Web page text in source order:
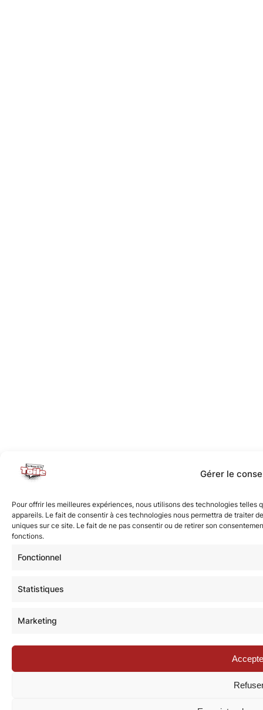
Gérer le
Pour offrir les meilleures expériences, nous utilisons des technologies
appareils. Le fait de consentir à ces technologies nous permettra de traiter
uniques sur ce site. Le fait de ne pas consentir ou de retirer son
fonctions.
Fonctionnel
Statistiques
Marketing